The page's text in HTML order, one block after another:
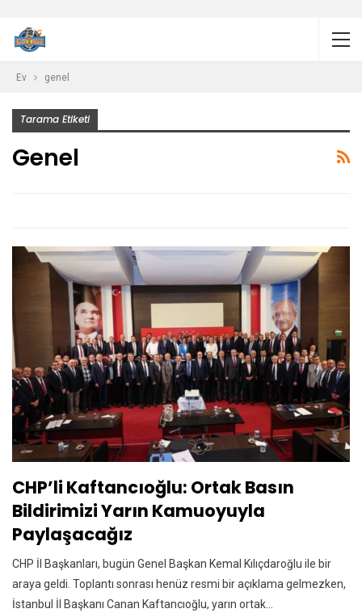
Ev genel
Tarama Etiketi
Genel
CHP’li Kaftancıoğlu: Ortak Basın
Bildirimizi Yarın Kamuoyuyla
Paylaşacağız
CHP İl Başkanları, bugün Genel Başkan Kemal Kılıçdaroğlu ile bir
araya geldi. Toplantı sonrası henüz resmi bir açıklama gelmezken,
İstanbul İl Başkanı Canan Kaftancıoğlu, yarın ortak…